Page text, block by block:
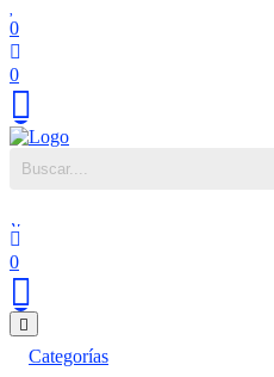
0
0
0
Categorías